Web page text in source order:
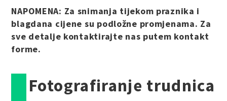
NAPOMENA: Za snimanja tijekom praznika i
blagdana cijene su podložne promjenama. Za
sve detalje kontaktirajte nas putem kontakt
forme.
Fotografiranje trudnica